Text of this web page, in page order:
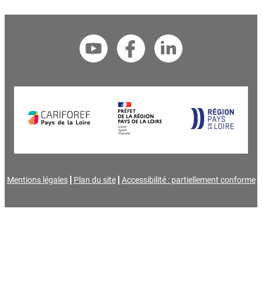
Mentions légales Plan du site Accessibilité : partiellement conforme